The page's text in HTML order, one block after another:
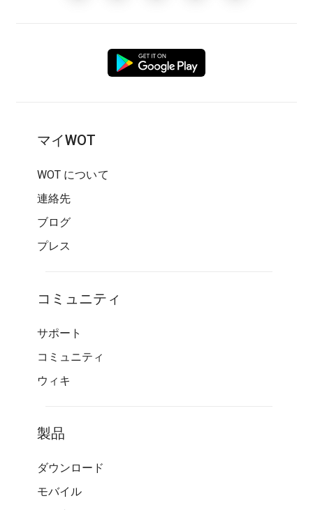
マイWOT
WOT について
連絡先
ブログ
プレス
コミュニティ
サポート
コミュニティ
ウィキ
製品
ダウンロード
モバイル